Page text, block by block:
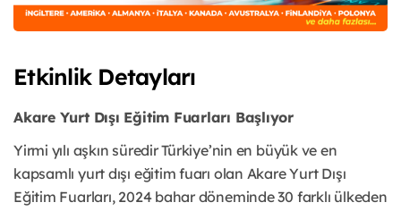
Etkinlik Detayları
Akare Yurt Dışı Eğitim Fuarları Başlıyor
Yirmi yılı aşkın süredir Türkiye’nin en büyük ve en
kapsamlı yurt dışı eğitim fuarı olan Akare Yurt Dışı
Eğitim Fuarları, 2024 bahar döneminde 30 farklı ülkeden